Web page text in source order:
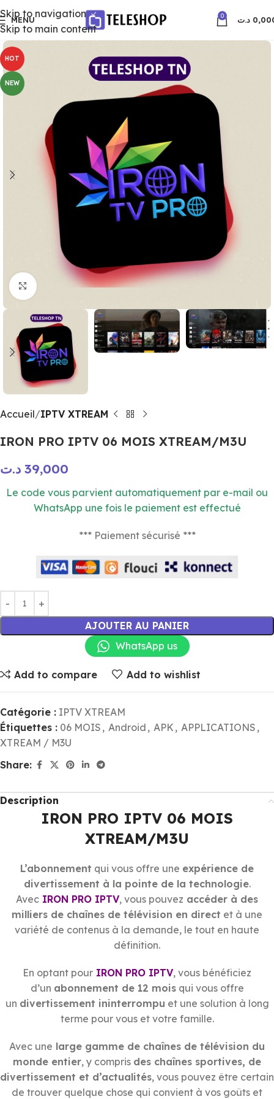
Skip to navigation
Skip to main content
MENU 0 د.ت
HOT
NEW
Click to enlarge
Accueil IPTV XTREAM
IRON PRO IPTV 06 MOIS XTREAM/M3U
39,000 د.ت
Le code vous parvient automatiquement par e-mail ou
WhatsApp une fois le paiement est effectué
*** Paiement sécurisé ***
AJOUTER AU PANIER
WhatsApp us
Add to compare Add to wishlist
Catégorie : IPTV XTREAM
Étiquettes : 06 MOIS , Android , APK, APPLICATIONS ,
XTREAM / M3U
Share:
Description
IRON PRO IPTV 06 MOIS
XTREAM/M3U
L’abonnement qui vous offre une expérience de
divertissement à la pointe de la technologie.
Avec IRON PRO IPTV, vous pouvez accéder à des
milliers de chaînes de télévision en direct et à une
variété de contenus à la demande, le tout en haute
définition.
En optant pour IRON PRO IPTV, vous bénéficiez
d’un abonnement de 12 moisqui vous offre
un divertissement ininterrompu et une solution à long
terme pour vous et votre famille.
Avec une large gamme de chaînes de télévision du
monde entier, y compris des chaînes sportives, de
divertissement et d’actualités, vous pouvez être certain
de trouver quelque chose qui convient à vos goûts et